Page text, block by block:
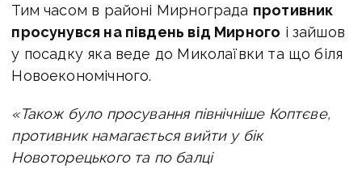
Тим часом в районі Мирнограда противник
просунувся на південь від Мирного і зайшов
у посадку яка веде до Миколаївки та що біля
Новоекономічного.
«Також було просування північніше Коптєве,
противник намагається вийти у бік
Новоторецького та по балці